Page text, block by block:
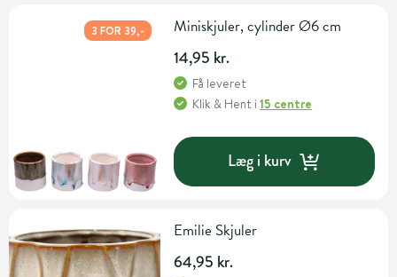
3 FOR 39,- Miniskjuler, cylinder Ø6 cm
14,95 kr.
Få leveret
Klik & Hent i15 centre
Læg i kurv
Emilie Skjuler
64,95 kr.